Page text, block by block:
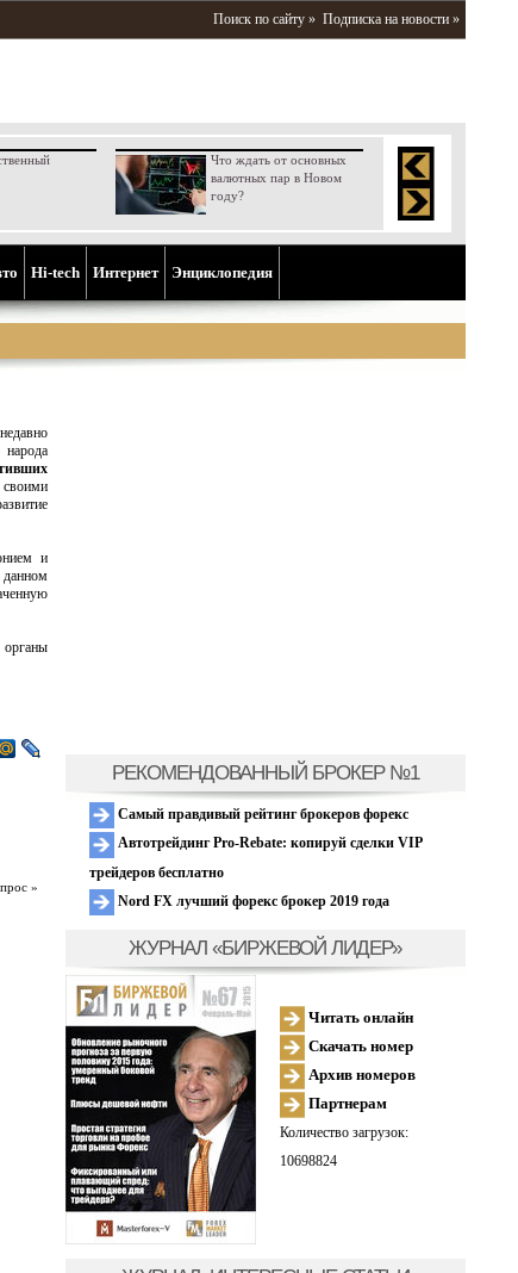
Поиск по сайту » Подписка на новости »
Что ждать от основных
валютных пар в Новом
году?
Hi-tech Интернет Энциклопедия
и
органы
»
РЕКОМЕНДОВАННЫЙ БРОКЕР №1
Самый правдивый рейтинг брокеров форекс
Автотрейдинг Pro-Rebate: копируй сделки VIP
трейдеров бесплатно
Nord FX лучший форекс брокер 2019 года
ЖУРНАЛ «БИРЖЕВОЙ ЛИДЕР»
Читать онлайн
Скачать номер
Архив номеров
Партнерам
Количество загрузок:
10698824